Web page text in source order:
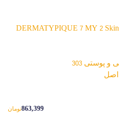
DERMATYPIQUE 7 MY 2
و پوستی 303
863,399تومان